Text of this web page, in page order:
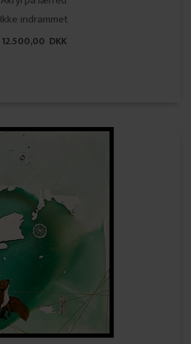
Ikke indrammet
12.500,00 DKK